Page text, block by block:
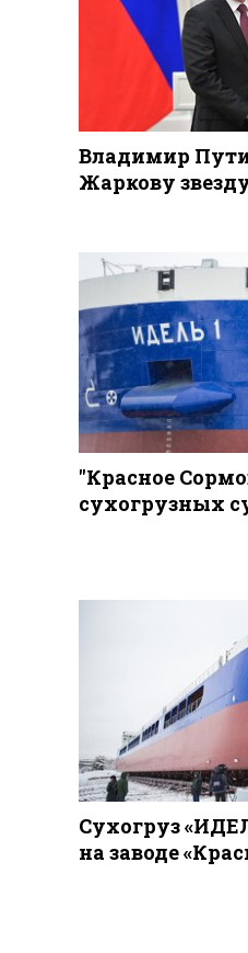
Владимир
Жаркову
"Красное
сухогрузных
Сухогруз
на заводе